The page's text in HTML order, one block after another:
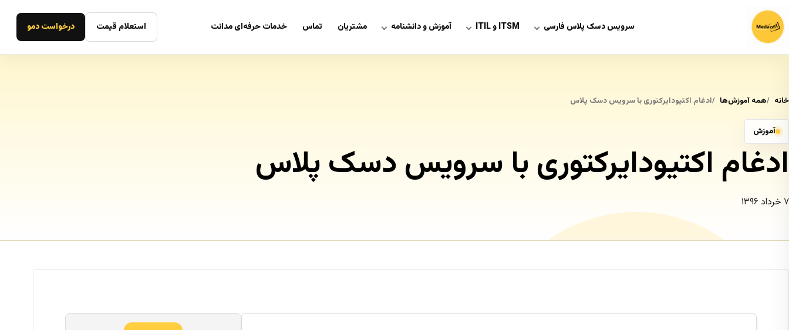
سرویس دسک پلاس فارسی ITSM و ITIL آموزش و دانشنامه مشتریان تماس خدمات حرفه‌ای مدانت استعلام قیمت درخواست دمو
خانه همه آموزش‌ها ادغام اکتیودایرکتوری با سرویس دسک پلاس
آموزش
ادغام اکتیودایرکتوری با سرویس دسک پلاس
۷ خرداد ۱۳۹۶